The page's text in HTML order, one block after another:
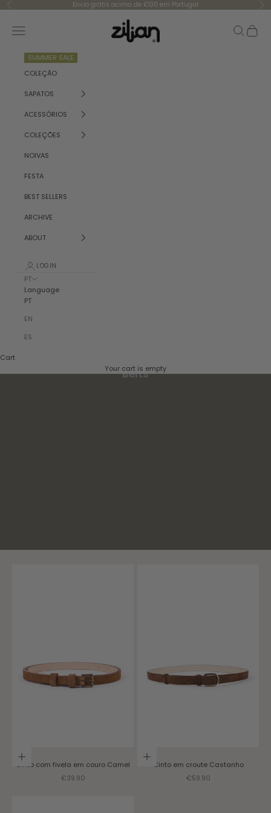
Skip to content
Previous Envio grátis acima de €130 em Portugal
Zilian
Navigation menu Search
Cart
SUMMER SALE
COLEÇÃO
SAPATOS
ACESSÓRIOS
COLEÇÕES
NOIVAS
FESTA
BEST SELLERS
ARCHIVE
ABOUT
LOGIN
PT
Language
PT
EN
ES
Cart
Your cart is empty
Belts
Choose options
Cinto com fivela em couro Camel
Sale price
€39.90
Choose options
Cinto em crouteCastanho
Sale price
€59.90